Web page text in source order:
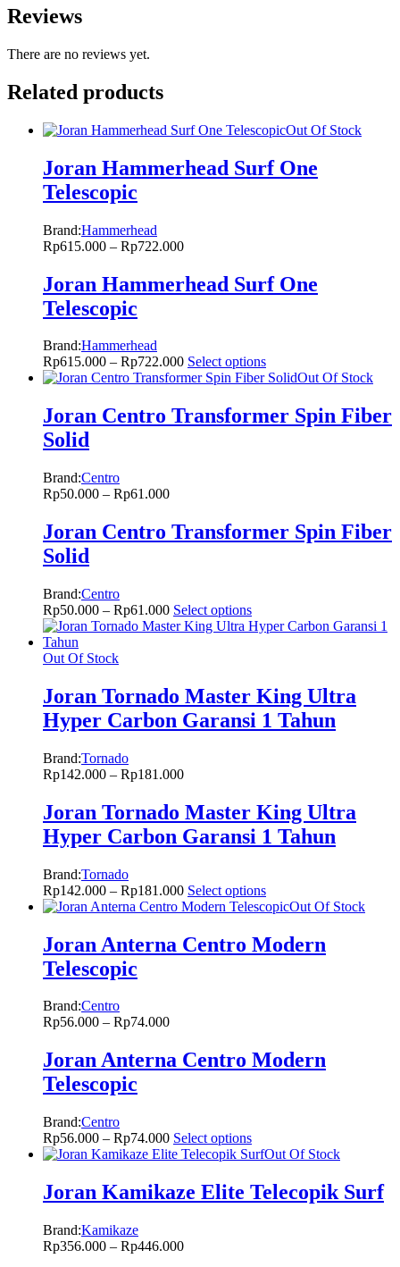
Reviews
There are no reviews yet.
Related products
Out Of Stock
Joran Hammerhead Surf One
Telescopic
Brand:Hammerhead
Rp615.000 – Rp722.000
Joran Hammerhead Surf One
Telescopic
Brand:Hammerhead
Rp615.000 – Rp722.000 Select options
Out Of Stock
Joran Centro Transformer Spin Fiber
Solid
Brand:Centro
Rp50.000 – Rp61.000
Joran Centro Transformer Spin Fiber
Solid
Brand:Centro
Rp50.000 – Rp61.000 Select options
Out Of Stock
Joran Tornado Master King Ultra
Hyper Carbon Garansi 1 Tahun
Brand:Tornado
Rp142.000 – Rp181.000
Joran Tornado Master King Ultra
Hyper Carbon Garansi 1 Tahun
Brand:Tornado
Rp142.000 – Rp181.000 Select options
Out Of Stock
Joran Anterna Centro Modern
Telescopic
Brand:Centro
Rp56.000 – Rp74.000
Joran Anterna Centro Modern
Telescopic
Brand:Centro
Rp56.000 – Rp74.000 Select options
Out Of Stock
Joran Kamikaze Elite Telecopik Surf
Brand:Kamikaze
Rp356.000 – Rp446.000